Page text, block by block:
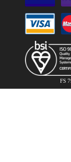
FS